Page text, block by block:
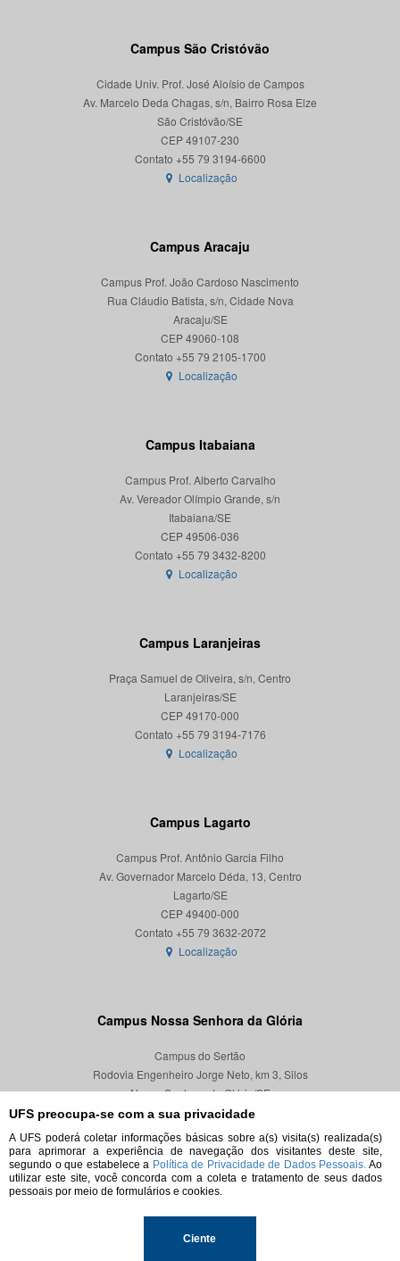
UFS preocupa-se com a sua privacidade
A UFS poderá coletar informações básicas sobre a(s) visita(s) realizada(s)
para aprimorar a experiência de navegação dos visitantes deste site,
segundo o que estabelece a Política de Privacidade de Dados Pessoais. Ao
utilizar este site, você concorda com a coleta e tratamento de seus dados
pessoais por meio de formulários e cookies.
Ciente
Campus São Cristóvão
Cidade Univ. Prof. José Aloísio de Campos
Av. Marcelo Deda Chagas, s/n, Bairro Rosa Elze
São Cristóvão/SE
CEP 49107-230
Localização
Campus Aracaju
Campus Prof. João Cardoso Nascimento
Rua Cláudio Batista, s/n, Cidade Nova
Aracaju/SE
CEP 49060-108
Localização
Campus Itabaiana
Campus Prof. Alberto Carvalho
Av. Vereador Olímpio Grande, s/n
Itabaiana/SE
CEP 49506-036
Localização
Campus Laranjeiras
Praça Samuel de Oliveira, s/n, Centro
Laranjeiras/SE
CEP 49170-000
Localização
Campus Lagarto
Campus Prof. Antônio Garcia Filho
Av. Governador Marcelo Déda, 13, Centro
Lagarto/SE
CEP 49400-000
Localização
Campus Nossa Senhora da Glória
Campus do Sertão
Rodovia Engenheiro Jorge Neto, km 3, Silos
Nossa Senhora da Glória/SE
CEP 49680-000
Localização
© 2026. Todos os direitos reservados.